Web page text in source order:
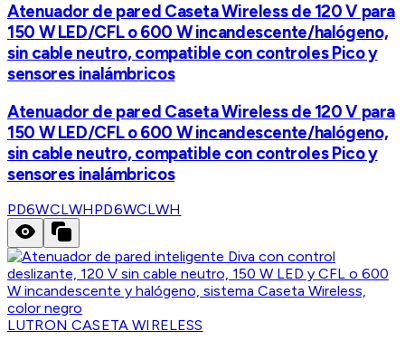
Atenuador de pared Caseta Wireless de 120 V para
150 W LED/CFL o 600 W incandescente/halógeno,
sin cable neutro, compatible con controles Pico y
sensores inalámbricos
Atenuador de pared Caseta Wireless de 120 V para
150 W LED/CFL o 600 W incandescente/halógeno,
sin cable neutro, compatible con controles Pico y
sensores inalámbricos
PD6WCLWHPD6WCLWH
LUTRON CASETA WIRELESS